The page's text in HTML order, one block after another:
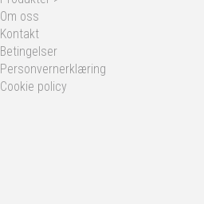
Om oss
Kontakt
Betingelser
Personvernerklæring
Cookie policy